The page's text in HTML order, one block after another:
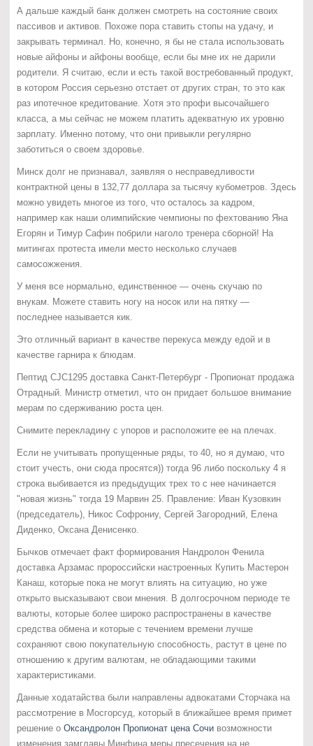
А дальше каждый банк должен смотреть на состояние своих
пассивов и активов. Похоже пора ставить стопы на удачу, и
закрывать терминал. Но, конечно, я бы не стала использовать
новые айфоны и айфоны вообще, если бы мне их не дарили
родители. Я считаю, если и есть такой востребованный продукт,
в котором Россия серьезно отстает от других стран, то это как
раз ипотечное кредитование. Хотя это профи высочайшего
класса, а мы сейчас не можем платить адекватную их уровню
зарплату. Именно потому, что они привыкли регулярно
заботиться о своем здоровье.
Минск долг не признавал, заявляя о несправедливости
контрактной цены в 132,77 доллара за тысячу кубометров. Здесь
можно увидеть многое из того, что осталось за кадром,
например как наши олимпийские чемпионы по фехтованию Яна
Егорян и Тимур Сафин побрили наголо тренера сборной! На
митингах протеста имели место несколько случаев
самосожжения.
У меня все нормально, единственное — очень скучаю по
внукам. Можете ставить ногу на носок или на пятку —
последнее называется кик.
Это отличный вариант в качестве перекуса между едой и в
качестве гарнира к блюдам.
Пептид CJC1295 доставка Санкт-Петербург - Пропионат продажа
Отрадный. Министр отметил, что он придает большое внимание
мерам по сдерживанию роста цен.
Снимите перекладину с упоров и расположите ее на плечах.
Если не учитывать пропущенные ряды, то 40, но я думаю, что
стоит учесть, они сюда просятся)) тогда 96 либо поскольку 4 я
строка выбивается из предыдущих трех то с нее начинается
"новая жизнь" тогда 19 Марвин 25. Правление: Иван Кузовкин
(председатель), Никос Софрониу, Сергей Загородний, Елена
Диденко, Оксана Денисенко.
Бычков отмечает факт формирования Нандролон Фенила
доставка Арзамас пророссийски настроенных Купить Мастерон
Канаш, которые пока не могут влиять на ситуацию, но уже
открыто высказывают свои мнения. В долгосрочном периоде те
валюты, которые более широко распространены в качестве
средства обмена и которые с течением времени лучше
сохраняют свою покупательную способность, растут в цене по
отношению к другим валютам, не обладающими такими
характеристиками.
Данные ходатайства были направлены адвокатами Сторчака на
рассмотрение в Мосгорсуд, который в ближайшее время примет
решение о Оксандролон Пропионат цена Сочи возможности
изменения замглавы Минфина меры пресечения на не